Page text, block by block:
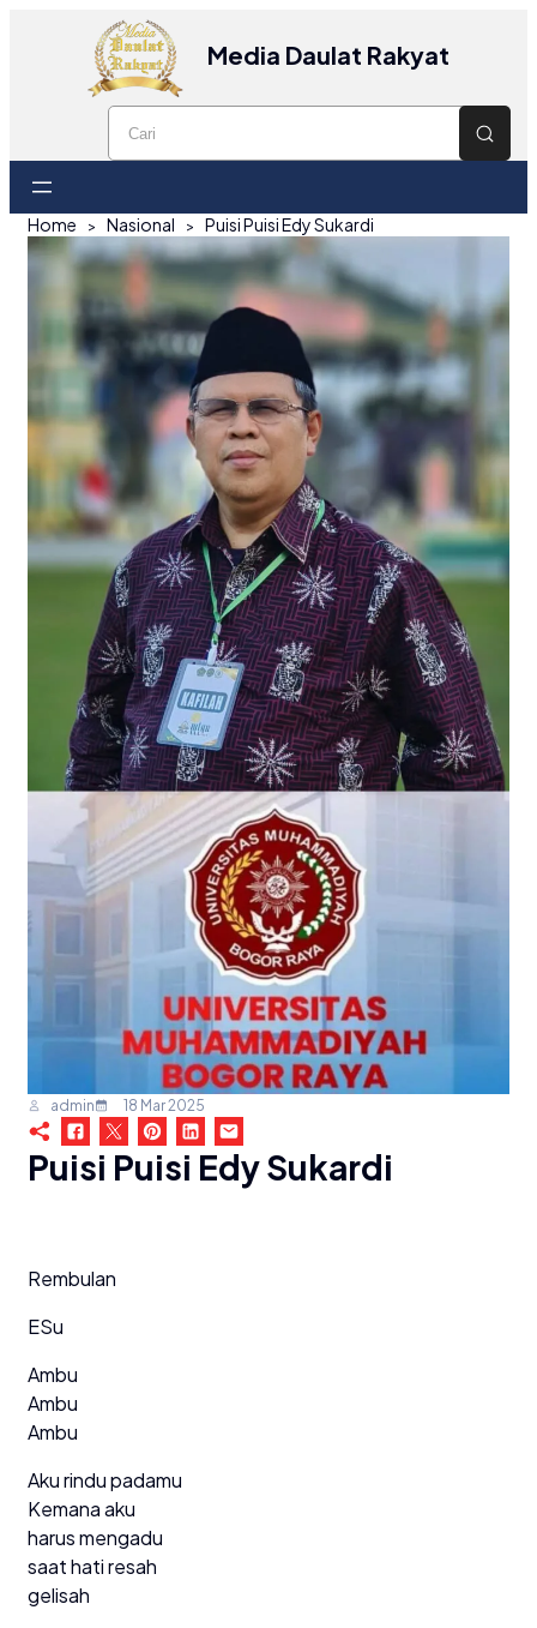
Media Daulat Rakyat
Home Nasional Puisi Puisi Edy Sukardi
admin 18 Mar 2025
Puisi Puisi Edy Sukardi
Rembulan
ESu
Ambu
Ambu
Ambu
Aku rindu padamu
Kemana aku
harus mengadu
saat hati resah
gelisah